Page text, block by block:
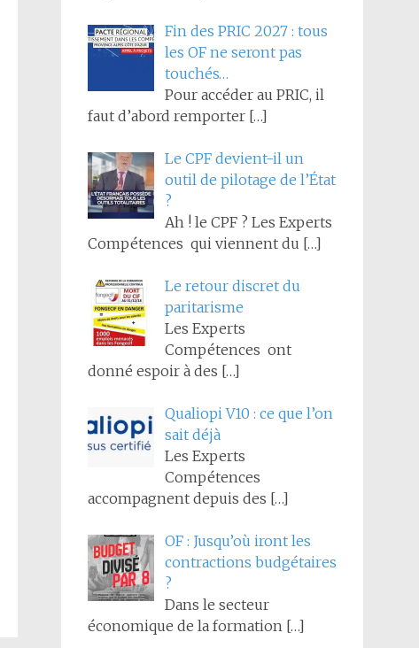
Fin des PRIC 2027 : tous
les OF ne seront pas
touchés…
Pour accéder au PRIC, il
faut d’abord remporter […]
Le CPF devient-il un
outil de pilotage de l’État
?
Ah ! le CPF ? Les Experts
Compétences qui viennent du […]
Le retour discret du
paritarisme
Les Experts
Compétences ont
donné espoir à des […]
Qualiopi V10 : ce que l’on
sait déjà
Les Experts
Compétences
accompagnent depuis des […]
OF : Jusqu’où iront les
contractions budgétaires
?
Dans le secteur
économique de la formation […]